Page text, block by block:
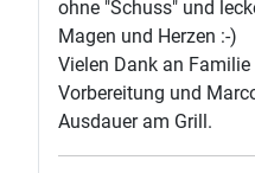
ohne "Schuss" und
Magen und Herzen :-)
Vielen Dank an
Vorbereitung und
Ausdauer am Grill.